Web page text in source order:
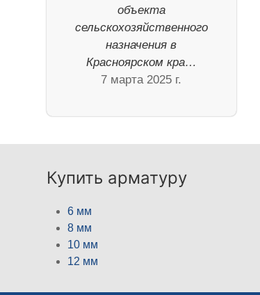
объекта
сельскохозяйственного
назначения в
Красноярском кра…
7 марта 2025 г.
Купить арматуру
6 мм
8 мм
10 мм
12 мм